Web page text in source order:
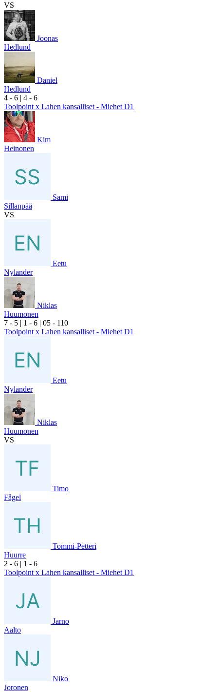
VS
Joonas
Hedlund
Daniel
Hedlund
4 - 6 | 4 - 6
Toolpoint x Lahen kansalliset - Miehet D1
Kim
Heinonen
Sami
Sillanpää
VS
Eetu
Nylander
Niklas
Huumonen
7 - 5 | 1 - 6 | 05 - 110
Toolpoint x Lahen kansalliset - Miehet D1
Eetu
Nylander
Niklas
Huumonen
VS
Timo
Fågel
Tommi-Petteri
Huurre
2 - 6 | 1 - 6
Toolpoint x Lahen kansalliset - Miehet D1
Jarno
Aalto
Niko
Joronen